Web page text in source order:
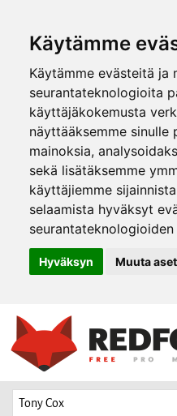
Käytämme
Käytämme evästeitä ja
seurantateknologioita
käyttäjäkokemusta
näyttääksemme sinulle
mainoksia,
sekä lisätäksemme
käyttäjiemme
selaamista hyväksyt
Hyväksyn Muuta